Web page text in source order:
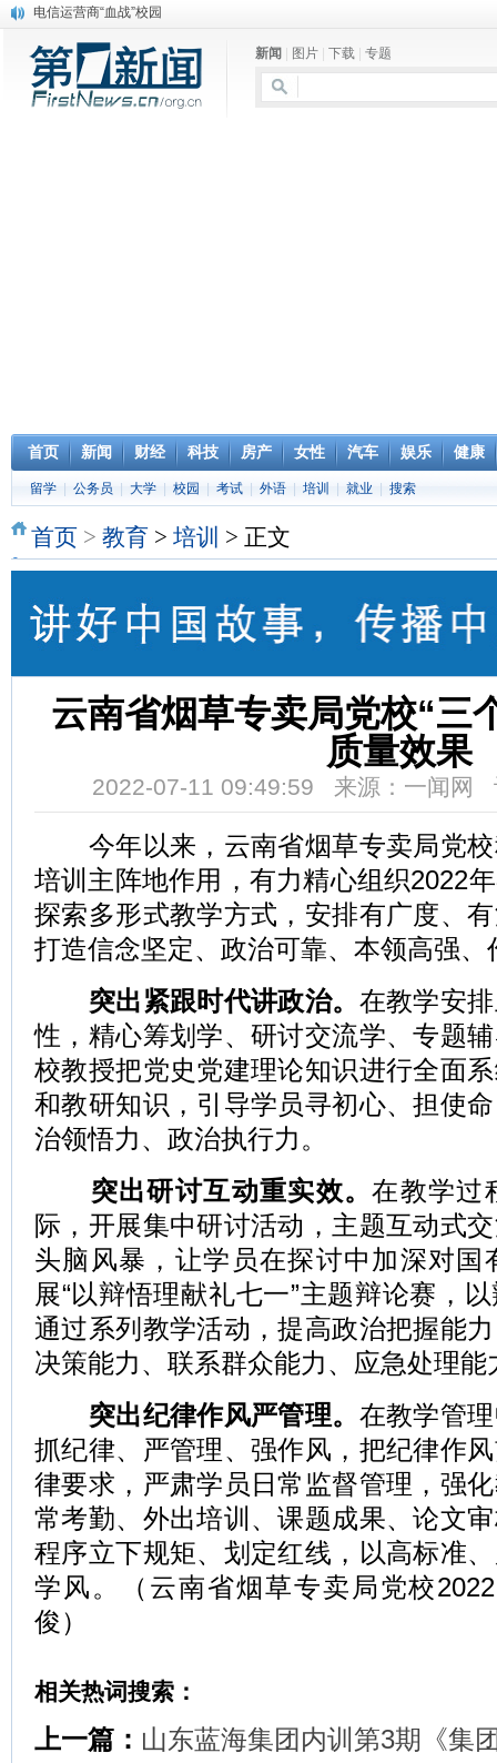
消息称刘强东要求京东商城明年扭亏为盈
保健品也能吃出一身病? 康宝莱员工自揭多项家丑
煤价"跳水"电企利润"蹦高" 电煤联动亟待完善
苹果公司自建太阳能电厂为数据中心供电
新闻 图片 下载 专题
首页 新闻 财经 科技 房产 女性 汽车 娱乐 健康
留学 公务员 大学 校园 考试 外语 培训 就业 搜索
首页 > 教育 > 培训 > 正文
云南省烟草专卖局党校“三
质量效果
2022-07-11 09:49:59 来源：一闻网
今年以来，云南省烟草专卖局党校
培训主阵地作用，有力精心组织2022
探索多形式教学方式，安排有广度、
打造信念坚定、政治可靠、本领高强
突出紧跟时代讲政治。 在教学安
性，精心筹划学、研讨交流学、专题
校教授把党史党建理论知识进行全面
和教研知识，引导学员寻初心、担使
治领悟力、政治执行力。
突出研讨互动重实效。在教学过
际，开展集中研讨活动，主题互动式
头脑风暴，让学员在探讨中加深对国
展“以辩悟理献礼七一”主题辩论赛，
通过系列教学活动，提高政治把握能
决策能力、联系群众能力、应急处理能
突出纪律作风严管理。 在教学管
抓纪律、严管理、强作风，把纪律作
律要求，严肃学员日常监督管理，强
常考勤、外出培训、课题成果、论文
程序立下规矩、划定红线，以高标准
学风。（云南省烟草专卖局党校
俊）
相关热词搜索：
上一篇： 山东蓝海集团内训第3期《集